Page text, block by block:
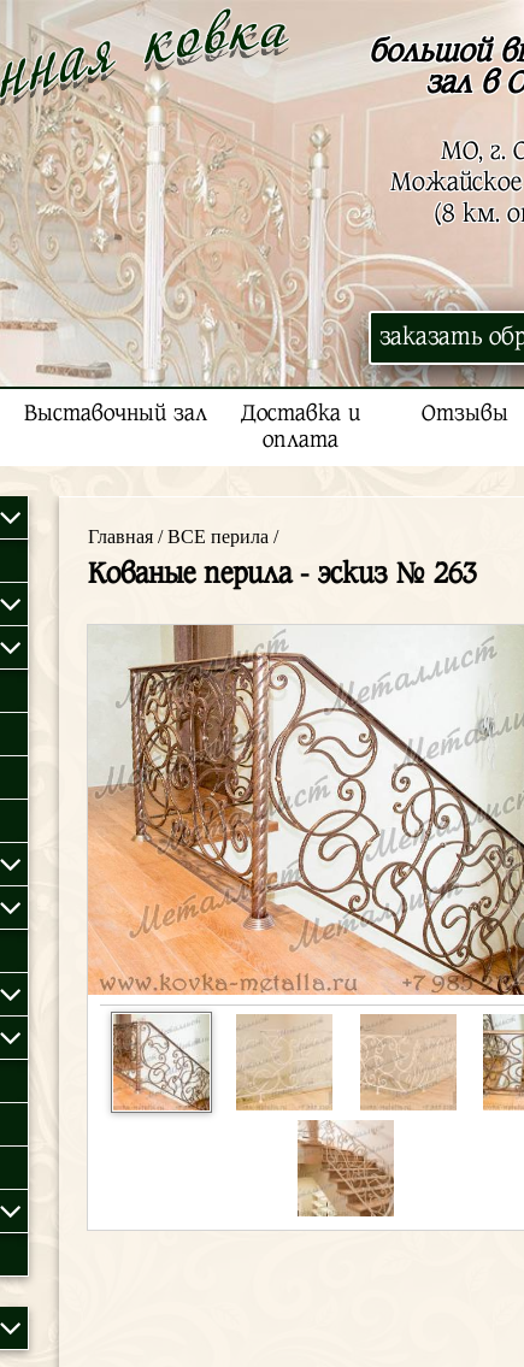
большой
зал в
МО, г.
Можайское
(8 км.
заказать
Выставочный зал
Доставка и
оплата
Отзывы
Главная/ВСЕ перила /
Кованые перила - эскиз № 263